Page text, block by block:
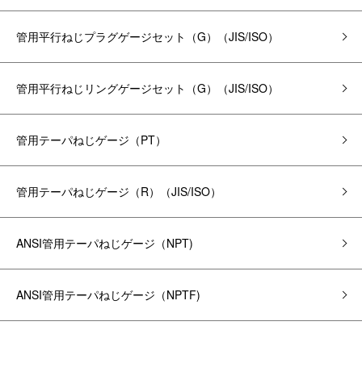
管用平行ねじプラグゲージセット （G）（JIS/ISO）
管用平行ねじリングゲージセット （G）（JIS/ISO）
管用テーパねじゲージ（PT）
管用テーパねじゲージ（R）（JIS/ISO）
ANSI管用テーパねじゲージ（NPT)
ANSI管用テーパねじゲージ（NPTF)